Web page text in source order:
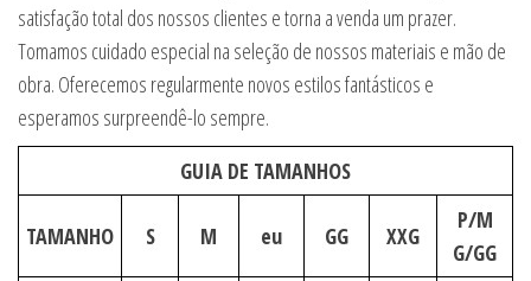
satisfação total dos nossos clientes e torna a venda um prazer.
Tomamos cuidado especial na seleção de nossos materiais e mão de
obra. Oferecemos regularmente novos estilos fantásticos e
esperamos surpreendê-lo sempre.
GUIA DE TAMANHOS
TAMANHO S M eu GG XXG
P/M
G/GG